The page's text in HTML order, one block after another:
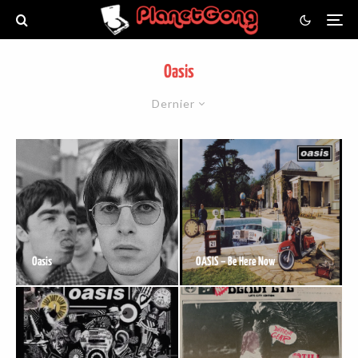
Oasis
Dernier
Oasis OASIS – Be Here Now